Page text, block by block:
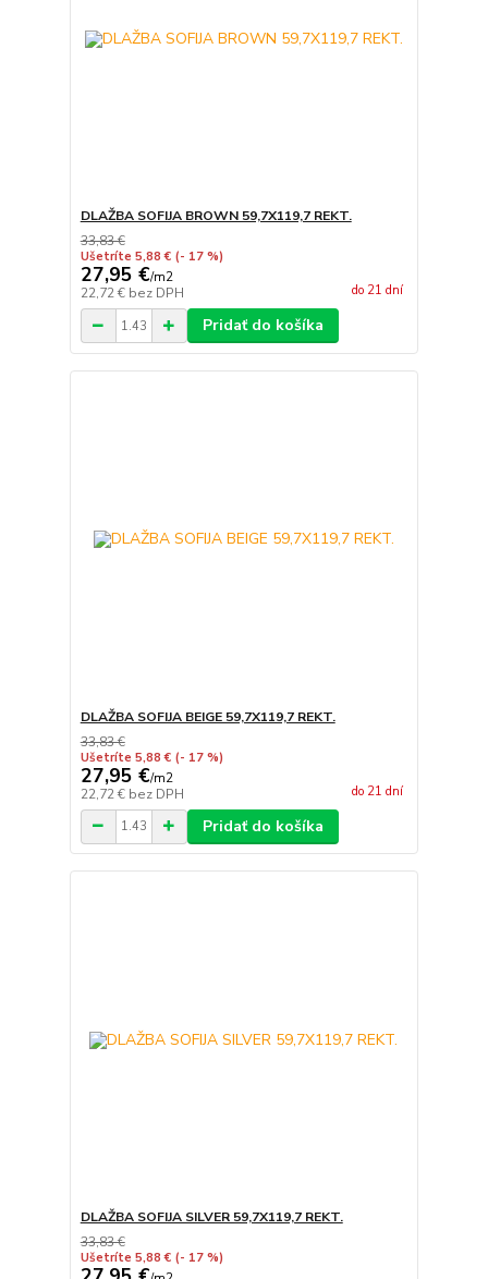
DLAŽBA SOFIJA BROWN 59,7X119,7 REKT.
33,83 €
Ušetríte 5,88 € (- 17 %)
27,95 €/m2
22,72 € bez DPH do 21 dní
Pridať do košíka
DLAŽBA SOFIJA BEIGE 59,7X119,7 REKT.
33,83 €
Ušetríte 5,88 € (- 17 %)
27,95 €/m2
22,72 € bez DPH do 21 dní
Pridať do košíka
DLAŽBA SOFIJA SILVER 59,7X119,7 REKT.
33,83 €
Ušetríte 5,88 € (- 17 %)